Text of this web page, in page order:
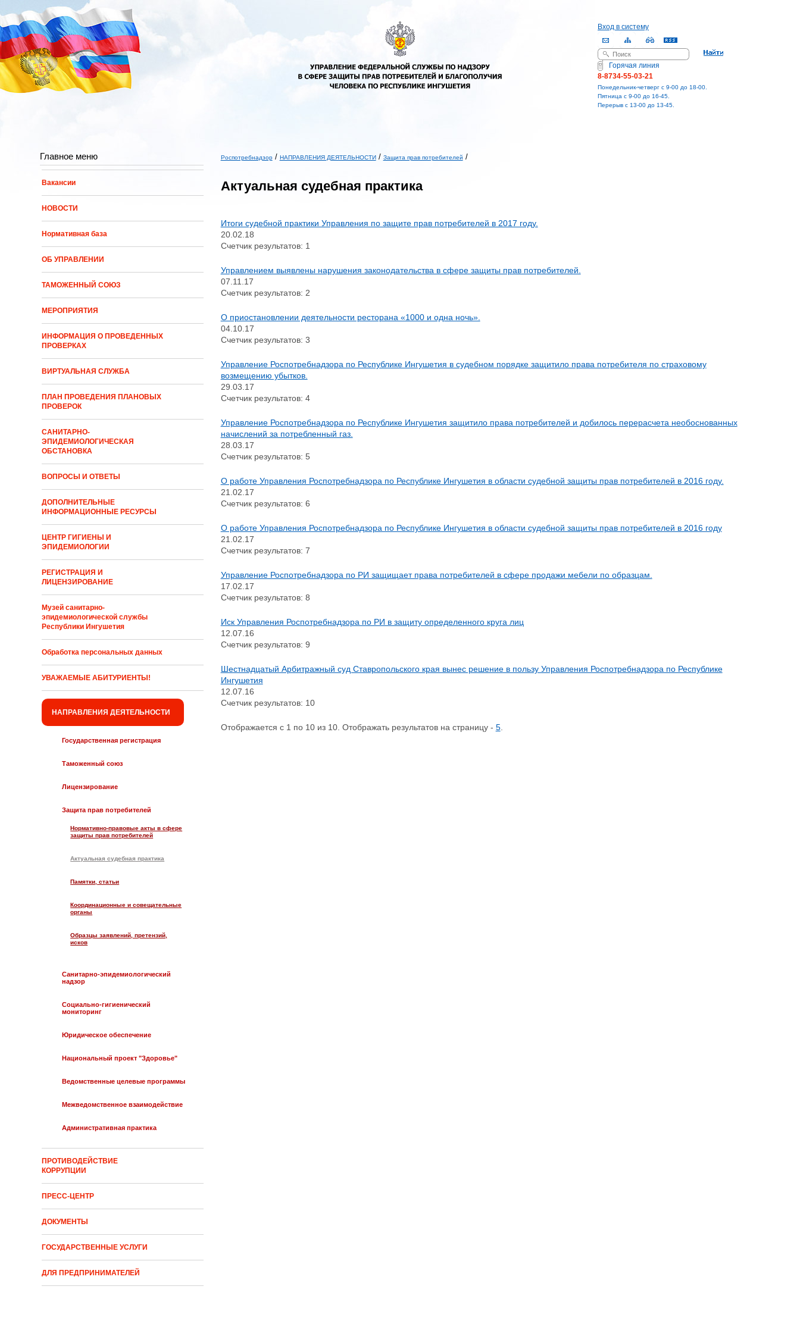
Перейти к основному содержанию
Вход в систему
Форма поиска
Поиск
Горячая линия
8-8734-55-03-21
Понедельник-четверг с 9-00 до 18-00.
Пятница с 9-00 до 16-45.
Перерыв с 13-00 до 13-45.
Главное меню
Вакансии
НОВОСТИ
Нормативная база
ОБ УПРАВЛЕНИИ
ТАМОЖЕННЫЙ СОЮЗ
МЕРОПРИЯТИЯ
ИНФОРМАЦИЯ О ПРОВЕДЕННЫХ
ПРОВЕРКАХ
ВИРТУАЛЬНАЯ СЛУЖБА
ПЛАН ПРОВЕДЕНИЯ ПЛАНОВЫХ
ПРОВЕРОК
САНИТАРНО-
ЭПИДЕМИОЛОГИЧЕСКАЯ
ОБСТАНОВКА
ВОПРОСЫ И ОТВЕТЫ
ДОПОЛНИТЕЛЬНЫЕ
ИНФОРМАЦИОННЫЕ РЕСУРСЫ
ЦЕНТР ГИГИЕНЫ И
ЭПИДЕМИОЛОГИИ
РЕГИСТРАЦИЯ И
ЛИЦЕНЗИРОВАНИЕ
Музей санитарно-
эпидемиологической службы
Республики Ингушетия
Обработка персональных данных
УВАЖАЕМЫЕ АБИТУРИЕНТЫ!
НАПРАВЛЕНИЯ ДЕЯТЕЛЬНОСТИ
Государственная регистрация
Таможенный союз
Лицензирование
Защита прав потребителей
Нормативно-правовые акты в сфере
защиты прав потребителей
Актуальная судебная практика
Памятки, статьи
Координационные и совещательные
органы
Образцы заявлений, претензий,
исков
Санитарно-эпидемиологический
надзор
Социально-гигиенический
мониторинг
Юридическое обеспечение
Национальный проект "Здоровье"
Ведомственные целевые программы
Межведомственное взаимодействие
Административная практика
ПРОТИВОДЕЙСТВИЕ
КОРРУПЦИИ
ПРЕСС-ЦЕНТР
ДОКУМЕНТЫ
ГОСУДАРСТВЕННЫЕ УСЛУГИ
ДЛЯ ПРЕДПРИНИМАТЕЛЕЙ
Роспотребнадзор / НАПРАВЛЕНИЯ ДЕЯТЕЛЬНОСТИ / Защита прав потребителей /
Актуальная судебная практика
Итоги судебной практики Управления по защите прав потребителей в 2017 году.
20.02.18
Счетчик результатов: 1
Управлением выявлены нарушения законодательства в сфере защиты прав потребителей.
07.11.17
Счетчик результатов: 2
О приостановлении деятельности ресторана «1000 и одна ночь».
04.10.17
Счетчик результатов: 3
Управление Роспотребнадзора по Республике Ингушетия в судебном порядке защитило права потребителя по страховому
возмещению убытков.
29.03.17
Счетчик результатов: 4
Управление Роспотребнадзора по Республике Ингушетия защитило права потребителей и добилось перерасчета необоснованных
начислений за потребленный газ.
28.03.17
Счетчик результатов: 5
О работе Управления Роспотребнадзора по Республике Ингушетия в области судебной защиты прав потребителей в 2016 году.
21.02.17
Счетчик результатов: 6
О работе Управления Роспотребнадзора по Республике Ингушетия в области судебной защиты прав потребителей в 2016 году
21.02.17
Счетчик результатов: 7
Управление Роспотребнадзора по РИ защищает права потребителей в сфере продажи мебели по образцам.
17.02.17
Счетчик результатов: 8
Иск Управления Роспотребнадзора по РИ в защиту определенного круга лиц
12.07.16
Счетчик результатов: 9
Шестнадцатый Арбитражный суд Ставропольского края вынес решение в пользу Управления Роспотребнадзора по Республике
Ингушетия
12.07.16
Счетчик результатов: 10
Отображается с 1 по 10 из 10. Отображать результатов на страницу - 5.